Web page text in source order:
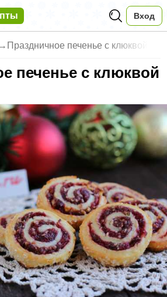
Вход
→ Праздничное печенье с клюквой
печенье с клюквой